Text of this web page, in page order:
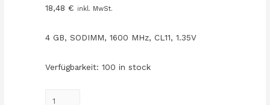
18,48€ inkl. MwSt.
4 GB, SODIMM, 1600 MHz, CL11, 1.35V
Verfügbarkeit: 100 in stock